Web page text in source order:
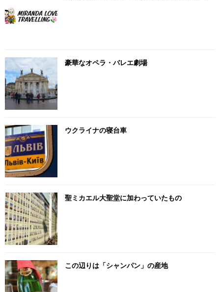
豪華なオペラ・バレエ劇場
ウクライナの寝台車
聖ミカエル大聖堂に加わっていたもの
この辺りは「シャンパン」の産地